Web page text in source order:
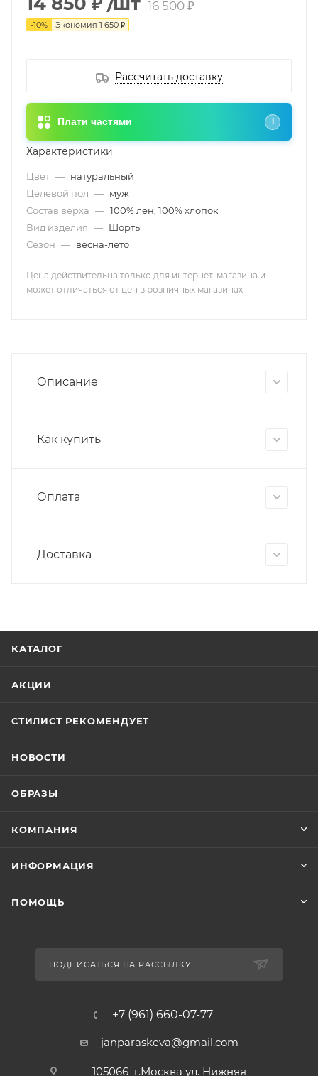
16 500 ₽
-10% Экономия 1 650 ₽
Рассчитать доставку
Плати частями i
Характеристики
Цвет — натуральный
Целевой пол — муж
Состав верха — 100% лен; 100% хлопок
Вид изделия — Шорты
Сезон — весна-лето
Цена действительна только для интернет-магазина и
может отличаться от цен в розничных магазинах
Описание
Как купить
Оплата
Доставка
КАТАЛОГ
АКЦИИ
СТИЛИСТ РЕКОМЕНДУЕТ
НОВОСТИ
ОБРАЗЫ
КОМПАНИЯ
ИНФОРМАЦИЯ
ПОМОЩЬ
ПОДПИСАТЬСЯ НА РАССЫЛКУ
+7 (961) 660-07-77
janparaskeva@gmail.com
105066 г.Москва ул. Нижняя